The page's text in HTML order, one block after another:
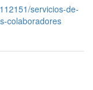
servicios-de-
colaboradores